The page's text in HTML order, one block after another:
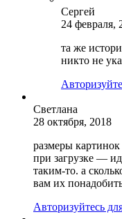
Сергей
24 февраля,
та же
никто не
Светлана
28 октября, 2018
размеры
при загрузке —
таким-то. а
вам их
Авторизуйтесь